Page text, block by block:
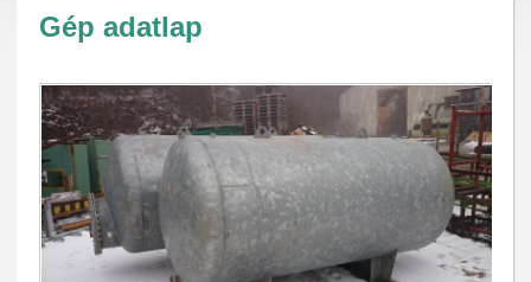
Gép adatlap